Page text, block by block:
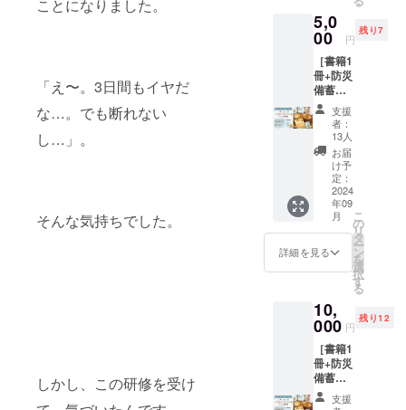
ことになりました。
「え〜。3日間もイヤだ
な…。でも断れない
し…」。
そんな気持ちでした。
しかし、この研修を受け
で対応
いたし
ます。
・支援
者様の
交通費
や滞在
費：支
援者様
の交通
費や滞
在費は
各自で
ご負担
くださ
援者様
との連
細は
メール
で連絡
しま
す。 ・
料金：
大人料
リンク
は、お
申し込
み後に
メール
でご案
内いた
しま
す。
アーカ
イブ配
信の視
聴用リ
ンク
は、セ
ミナー
終了後
のリ
ターン
を通じ
て、坂
下賀英
子の書
籍をお
いただ
きなが
ら、貴
重なセ
ミナー
に参加
し、支
援のあ
り方に
ついて
の知識
を深め
ましょ
う。皆
様のご
支援を
心より
す。
間に余
裕を
持って
ご準備
くださ
い。 ・
参加方
法：事
前にお
申し込
みの
上、参
加リン
クをお
受け取
りくだ
さい。
・注意
事項：
のみの
オンラ
イン参
加とな
りま
す。 皆
様のご
参加を
替えス
ペー
ス）の
設置
セット
内容 テ
ント2
セット
各種備
品 常駐
スタッ
フ2名
追加
サービ
のミル
ク用お
湯 個室
スペー
パも利
用可
能） 上
の子も
利用可
能 ママ
スタッ
フ常駐
いイベ
ントと
してPR
ブラン
ド認知
度向
上：シ
ルバー
スポン
サーと
しての
参加に
より、
ブラン
ドの認
知度向
上に繋
がりま
す 詳細
リター
ン内容
書籍1冊
授乳室
兼おむ
つ替え
スペー
スの設
めるこ
とがで
きま
す。 防
災知識
の共
有：防
災の智
慧 リ
ターン
内容 坂
下賀英
子の書
籍1冊
オンラ
ベント
参加券
月28日
（土）
20:00～
21:30：
オンラ
インイ
ベント
出演者
験に基
づい
た、す
ぐに実
践でき
るアド
バイス
を提供
しま
す。 坂
下賀英
子につ
いて 石
川県七
尾市で
品、健
康食品
ング販
売をし
ている
ほか、
株式会
社凜を
起業
ニケー
ション
術を学
ぶこと
ができ
ます。
宿泊込
み：リ
トリー
ト期間
中の宿
泊券が
含まれ
ている
ため、
て参加
できま
詳細 健
康やコ
ミュニ
ケー
ション
術を学
べるリ
防災食
として
も優秀
な保存
食で
す。 味
噌作り
キッ
ト：自
然栽培
米の生
糀、大
豆、天
日塩が
含まれ
た味噌
作り
ワーク
ショッ
プ参
加：オ
ンライ
ンまた
はリア
セット
をお届
けしま
す。家
事の手
間を省
き、美
味しい
串揚げ
を楽し
むこと
ができ
るリ
ターン
です。
また、
このリ
は復興
支援金
として
利用さ
れま
す。 特
別な書
5,0
00 円
残り7
［書籍1
冊+防災
備蓄用
パンの
缶詰1
缶］
・内容
坂下賀
英子の
書籍と
共に、
防災備
蓄用パ
ンの缶
詰をお
届けし
パンの
缶詰
は、長
期保存
が可能
な非常
食品
支援
者：
13人
お届
け予
定：
2024
年09
月
詳細を見る
こ
の
リ
タ
ー
ン
を
選
択
す
る
10,
000 円
残り12
［書籍1
冊+防災
備蓄用
パンの
缶詰８
支援